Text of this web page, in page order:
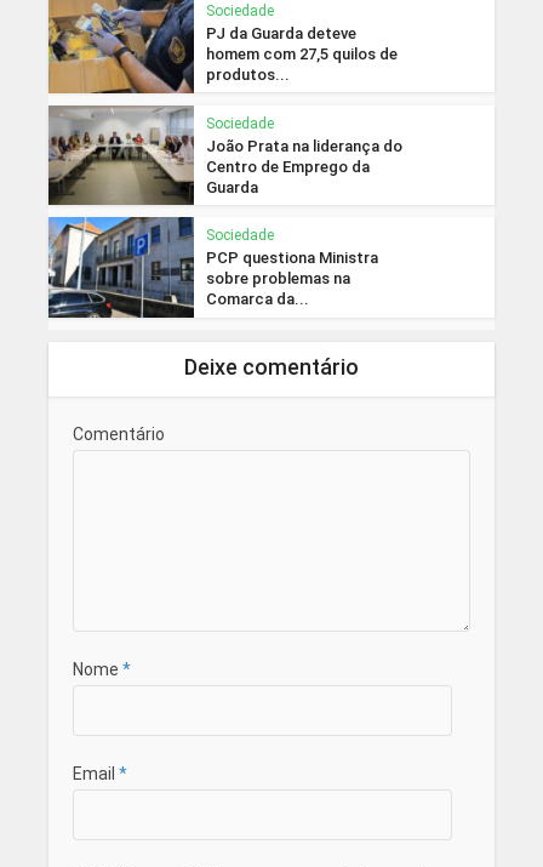
Sociedade
PJ da Guarda deteve
homem com 27,5 quilos de
produtos...
Sociedade
João Prata na liderança do
Centro de Emprego da
Guarda
Sociedade
PCP questiona Ministra
sobre problemas na
Comarca da...
Deixe comentário
Comentário
Nome *
Email *